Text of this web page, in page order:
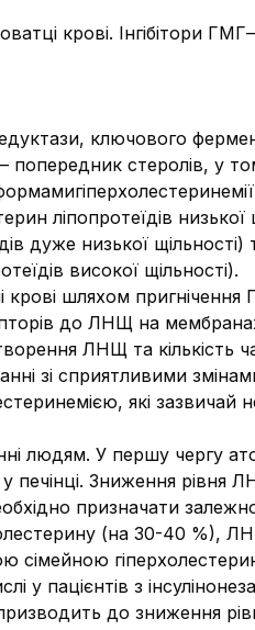
крові. Інгібітори
ключового
стеролів, у
ліпопротеїдів низької
дуже низької щільності)
високої щільності).
крові шляхом
до ЛНЩ на
ЛНЩ та
зі сприятливими
які зазвичай
людям. У першу чергу
Зниження рівня
призначати
(на 30-40 %),
сімейною
у пацієнтів з
до зниження